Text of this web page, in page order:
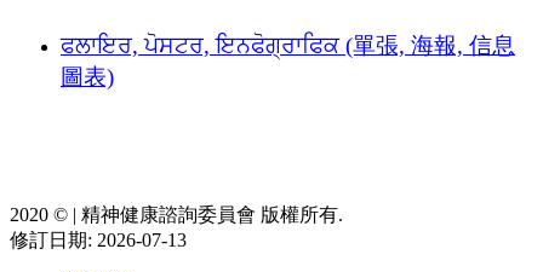
ਫਲਾਇਰ, ਪੋਸਟਰ, ਇਨਫੋਗ੍ਰਾਫਿਕ (單張, 海報, 信息
圖表)
2020 ©️ | 精神健康諮詢委員會 版權所有.
修訂日期: 2026-07-13